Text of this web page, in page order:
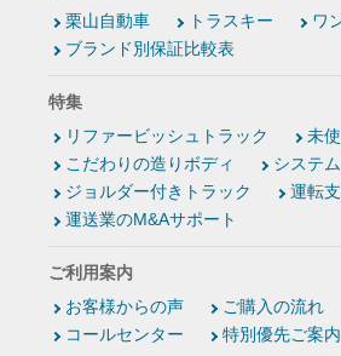
栗山自動車
トラスキー
ワ
ブランド別保証比較表
特集
リファービッシュトラック
未
こだわりの造りボディ
システ
ジョルダー付きトラック
運転
運送業のM&Aサポート
ご利用案内
お客様からの声
ご購入の流れ
コールセンター
特別優先ご案